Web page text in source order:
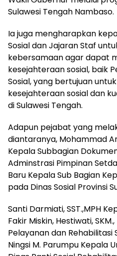
Sulawesi Tengah Nambaso.
Ia juga mengharapkan
Sosial dan Jajaran Staf
kebersamaan agar dapat
kesejahteraan sosial, baik
Sosial, yang bertujuan
kesejahteraan sosial dan
di Sulawesi Tengah.
Adapun pejabat yang
diantaranya, Mohammad
Kepala Subbagian
Adminstrasi Pimpinan
Baru Kepala Sub Bagian
pada Dinas Sosial Provinsi
Santi Darmiati, SST.,MPH
Fakir Miskin, Hestiwati,
Pelayanan dan Rehabilitasi
Ningsi M. Parumpu Kepala